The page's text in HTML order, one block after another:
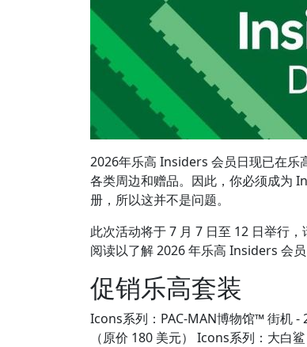
2026年乐高 Insiders 会员日现已在乐
各类周边和赠品。因此，你必须成为
册，所以这并不是问题。
此次活动将于 7 月 7 日至 12 日举行
阅读以了解 2026 年乐高 Insiders 会员
促销乐高套装
Icons系列：PAC-MAN博物馆™ 街机 -
（原价 180 美元） Icons系列：大白